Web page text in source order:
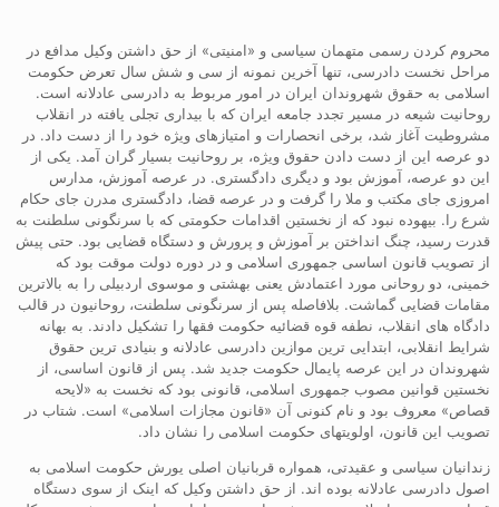
محروم کردن رسمی متهمان سیاسی و «امنیتی» از حق داشتن وکیل مدافع در
مراحل نخست دادرسی، تنها آخرین نمونه از سی و شش سال تعرض حکومت
اسلامی به حقوق شهروندان ایران در امور مربوط به دادرسی عادلانه است.
روحانیت شیعه در مسیر تجدد جامعه ایران که با بیداری تجلی یافته در انقلاب
مشروطیت آغاز شد، برخی انحصارات و امتیازهای ویژه خود را از دست داد. در
دو عرصه این از دست دادن حقوق ویژه، بر روحانیت بسیار گران آمد. یکی از
این دو عرصه، آموزش بود و دیگری دادگستری. در عرصه آموزش، مدارس
امروزی جای مکتب و ملا را گرفت و در عرصه قضا، دادگستری مدرن جای حکام
شرع را. بیهوده نبود که از نخستین اقدامات حکومتی که با سرنگونی سلطنت به
قدرت رسید، چنگ انداختن بر آموزش و پرورش و دستگاه قضایی بود. حتی پیش
از تصویب قانون اساسی جمهوری اسلامی و در دوره دولت موقت بود که
خمینی، دو روحانی مورد اعتمادش یعنی بهشتی و موسوی اردبیلی را به بالاترین
مقامات قضایی گماشت. بلافاصله پس از سرنگونی سلطنت، روحانیون در قالب
دادگاه های انقلاب، نطفه قوه قضائیه حکومت فقها را تشکیل دادند. به بهانه
شرایط انقلابی، ابتدایی ترین موازین دادرسی عادلانه و بنیادی ترین حقوق
شهروندان در این عرصه پایمال حکومت جدید شد. پس از قانون اساسی، از
نخستین قوانین مصوب جمهوری اسلامی، قانونی بود که نخست به «لایحه
قصاص» معروف بود و نام کنونی آن «قانون مجازات اسلامی» است. شتاب در
تصویب این قانون، اولویتهای حکومت اسلامی را نشان داد.
زندانیان سیاسی و عقیدتی، همواره قربانیان اصلی یورش حکومت اسلامی به
اصول دادرسی عادلانه بوده اند. از حق داشتن وکیل که اینک از سوی دستگاه